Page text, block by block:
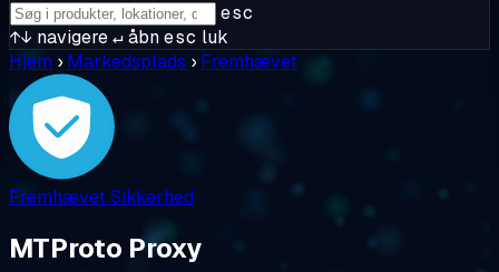
esc
↑↓ navigere↵åbnesc luk
Hjem › Markedsplads › Fremhævet
FremhævetSikkerhed
MTProto Proxy